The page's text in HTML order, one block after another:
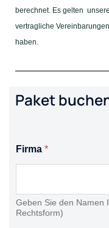
berechnet. Es gelten
vertragliche
haben.
Paket
Firma *
Geben Sie den Namen
Rechtsform)